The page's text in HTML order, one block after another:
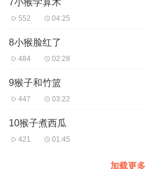
中小学语文一级教师，就职于山西
学，盐湖区“小学语文名师工作室”
任”“运城市模范教师”“运城市优秀教
届全国中小学阅读指导课”荣获二等
代教育》《山西发展导报》发表论
三年级分册。指导学生演讲朗诵的
区级指导奖。
7小猴学算术
552 04:25
8小猴脸红了
484 02:28
9猴子和竹篮
447 03:22
10猴子煮西瓜
421 01:45
加载更多